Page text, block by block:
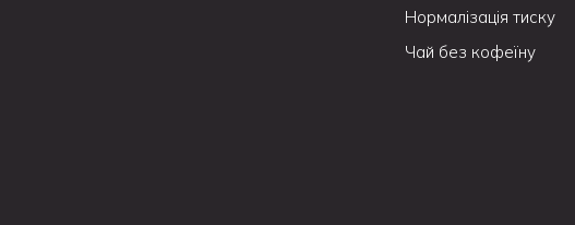
Нормалізація тиску
Чай без кофеїну